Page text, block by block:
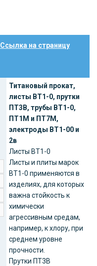
Ссылка на страницу
Титановый прокат,
листы ВТ1-0, прутки
ПТ3В, трубы ВТ1-0,
ПТ1М и ПТ7М,
электроды ВТ1-00 и
2в
Листы ВТ1-0
Листы и плиты марок
ВТ1-0 применяются в
изделиях, для которых
важна стойкость к
химически
агрессивным средам,
например, к хлору, при
среднем уровне
прочности.
Прутки ПТ3В